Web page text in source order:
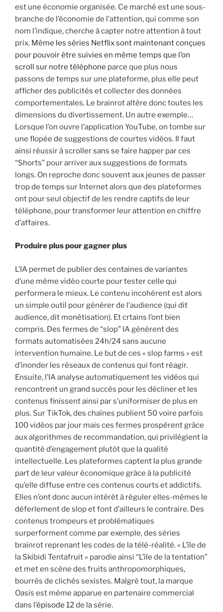
est une économie organisée. Ce marché est une sous-
branche de l’économie de l’attention, qui comme son
nom l’indique, cherche à capter notre attention à tout
prix. Même les séries Netflix sont maintenant conçues
pour pouvoir être suivies en même temps que l’on
scroll sur notre téléphone parce que plus nous
passons de temps sur une plateforme, plus elle peut
afficher des publicités et collecter des données
comportementales. Le brainrot altère donc toutes les
dimensions du divertissement. Un autre exemple…
Lorsque l’on ouvre l’application YouTube, on tombe sur
une flopée de suggestions de courtes vidéos. Il faut
ainsi réussir à scroller sans se faire happer par ces
“Shorts” pour arriver aux suggestions de formats
longs. On reproche donc souvent aux jeunes de passer
trop de temps sur Internet alors que des plateformes
ont pour seul objectif de les rendre captifs de leur
téléphone, pour transformer leur attention en chiffre
d’affaires.
Produire plus pour gagner plus
L’IA permet de publier des centaines de variantes
d’une même vidéo courte pour tester celle qui
performera le mieux. Le contenu incohérent est alors
un simple outil pour générer de l’audience (qui dit
audience, dit monétisation). Et crtains l’ont bien
compris. Des fermes de “slop” IA génèrent des
formats automatisées 24h/24 sans aucune
intervention humaine. Le but de ces « slop farms » est
d’inonder les réseaux de contenus qui font réagir.
Ensuite, l’IA analyse automatiquement les vidéos qui
rencontrent un grand succès pour les décliner et les
contenus finissent ainsi par s’uniformiser de plus en
plus. Sur TikTok, des chaînes publient 50 voire parfois
100 vidéos par jour mais ces fermes prospèrent grâce
aux algorithmes de recommandation, qui privilégient la
quantité d’engagement plutôt que la qualité
intellectuelle. Les plateformes captent la plus grande
part de leur valeur économique grâce à la publicité
qu’elle diffuse entre ces contenus courts et addictifs.
Elles n’ont donc aucun intérêt à réguler elles-mêmes le
déferlement de slop et font d’ailleurs le contraire. Des
contenus trompeurs et problématiques
surperforment comme par exemple, des séries
brainrot reprenant les codes de la télé-réalité. « L’île de
la Skibidi Tentafruit » parodie ainsi “L’île de la tentation”
et met en scène des fruits anthropomorphiques,
bourrés de clichés sexistes. Malgré tout, la marque
Oasis est même apparue en partenaire commercial
dans l’épisode 12de la série.